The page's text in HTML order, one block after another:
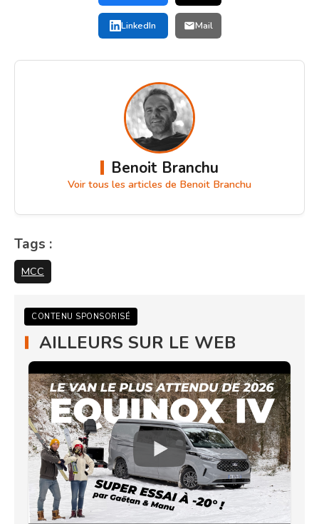
LinkedIn Mail
Benoit Branchu
Voir tous les articles de Benoit Branchu
Tags :
MCC
CONTENU SPONSORISÉ
AILLEURS SUR LE WEB